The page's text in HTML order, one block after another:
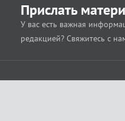
Прислать
У вас есть важная
редакцией? Свяжитесь с